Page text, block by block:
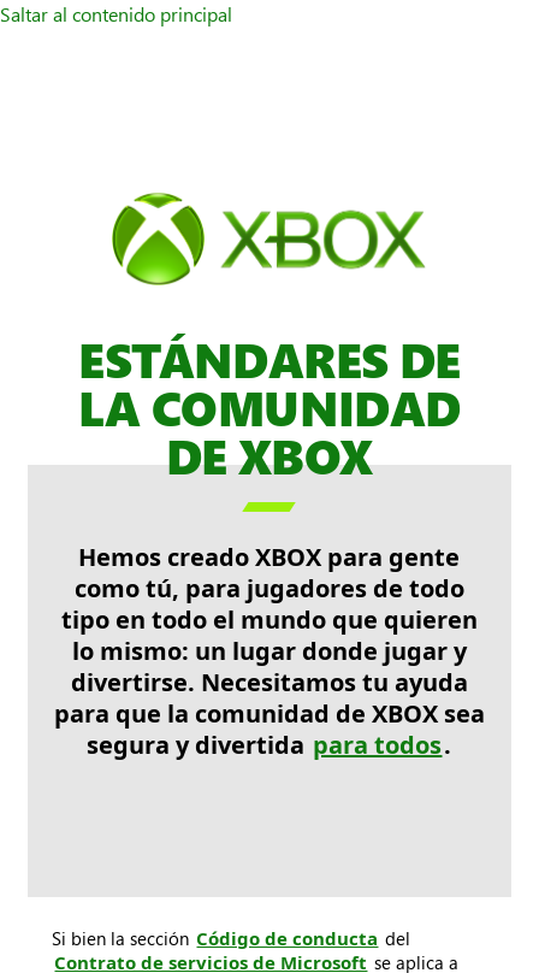
Saltar al contenido principal
ESTÁNDARES DE
LA COMUNIDAD
DE XBOX

Hemos creado XBOX para gente
como tú, para jugadores de todo
tipo en todo el mundo que quieren
lo mismo: un lugar donde jugar y
divertirse. Necesitamos tu ayuda
para que la comunidad de XBOX sea
segura y divertida para todos.
Si bien la sección Código de conducta del
Contrato de servicios de Microsoft se aplica a